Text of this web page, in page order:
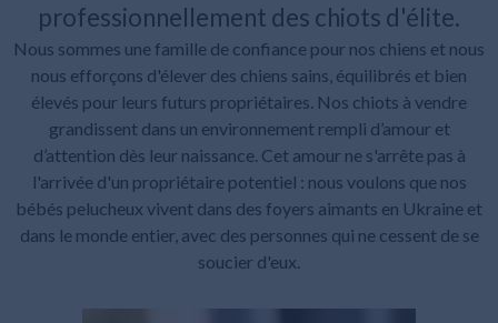
professionnellement des chiots d'élite.
Nous sommes une famille de confiance pour nos chiens et nous
nous efforçons d'élever des chiens sains, équilibrés et bien
élevés pour leurs futurs propriétaires. Nos chiots à vendre
grandissent dans un environnement rempli d’amour et
d’attention dès leur naissance. Cet amour ne s'arrête pas à
l'arrivée d'un propriétaire potentiel : nous voulons que nos
bébés pelucheux vivent dans des foyers aimants en Ukraine et
dans le monde entier, avec des personnes qui ne cessent de se
soucier d'eux.